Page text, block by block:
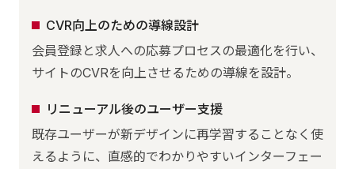
CVR向上のための導線設計
会員登録と求人への応募プロセスの最適化を行い、
サイトのCVRを向上させるための導線を設計。
リニューアル後のユーザー支援
既存ユーザーが新デザインに再学習することなく使
えるように、直感的でわかりやすいインターフェー